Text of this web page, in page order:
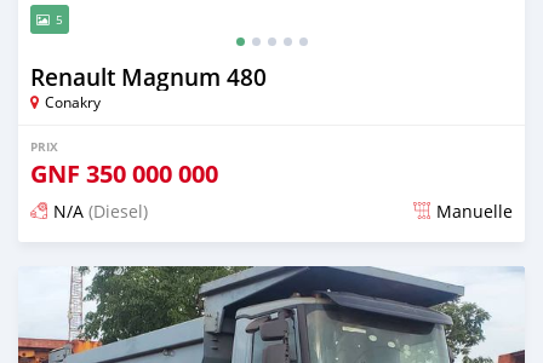
5
Renault Magnum 480
Conakry
PRIX
GNF 350 000 000
N/A (Diesel) Manuelle
Publié il y a plus d'un an